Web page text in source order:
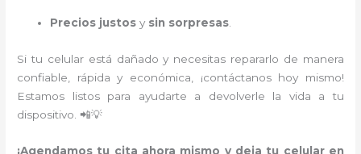
Precios justos y sin sorpresas
Si tu celular está dañado y necesitas repararlo de manera
confiable, rápida y económica, ¡contáctanos hoy mismo!
Estamos listos para ayudarte a devolverle la vida a tu
dispositivo. 📲💡
¡Agendamos tu cita ahora mismo y deja tu celular en